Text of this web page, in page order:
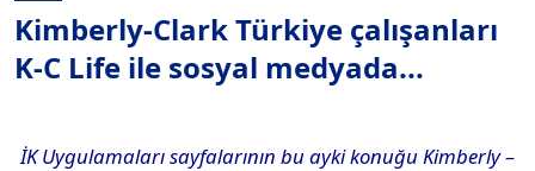
Kimberly-Clark Türkiye çalışanları
K-C Life ile sosyal medyada...
İK Uygulamaları sayfalarının bu ayki konuğu Kimberly –